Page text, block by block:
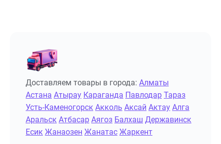
Доставляем товары в города: Алматы
Астана Атырау Караганда Павлодар Тараз
Усть-Каменогорск Акколь Аксай Актау Алга
Аральск Атбасар Аягоз Балхаш Державинск
Есик Жанаозен Жанатас Жаркент